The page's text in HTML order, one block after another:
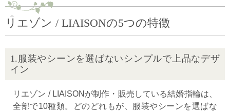
リエゾン / LIAISONの5つの特徴
1.服装やシーンを選ばないシンプルで上品なデザ
イン
リエゾン / LIAISONが制作・販売している結婚指輪は、
全部で10種類。どのどれもが、服装やシーンを選ばな